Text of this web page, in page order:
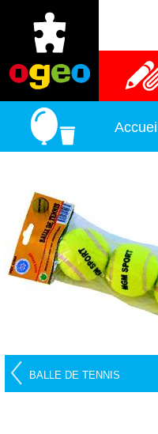
Fournitures
BALLE DE TENNIS